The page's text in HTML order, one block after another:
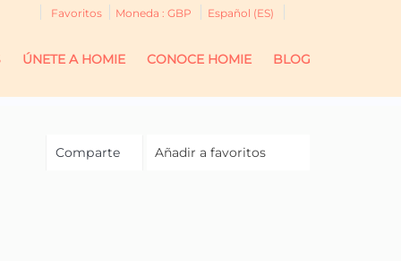
Español (ES)
Moneda : GBP
Favoritos
ÚNETE A HOMIE CONOCE HOMIE BLOG
Añadir a favoritos
Comparte